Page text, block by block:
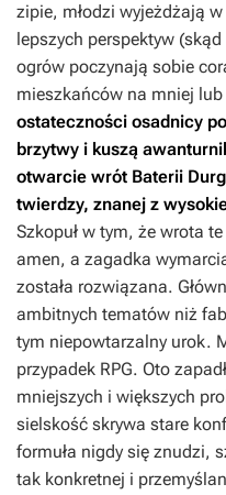
zipie, młodzi wyjeżdżają
lepszych perspektyw
ogrów poczynają sobie
mieszkańców na mniej
ostateczności osadnicy
brzytwy i kuszą
otwarcie wrót Baterii
twierdzy, znanej z
Szkopuł w tym, że wrota
amen, a zagadka
została rozwiązana.
ambitnych tematów niż
tym niepowtarzalny urok.
przypadek RPG. Oto
mniejszych i większych
sielskość skrywa stare
formuła nigdy się znudzi,
tak konkretnej i